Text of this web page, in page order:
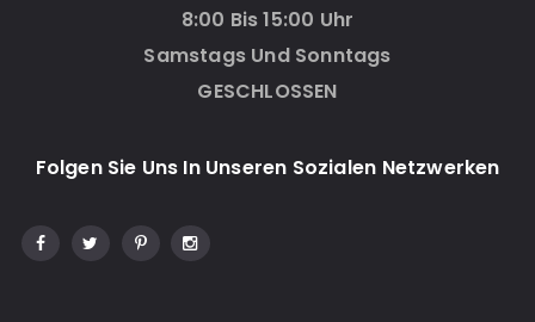
8:00 Bis 15:00 Uhr
Samstags Und Sonntags
GESCHLOSSEN
Folgen Sie Uns In Unseren Sozialen Netzwerken